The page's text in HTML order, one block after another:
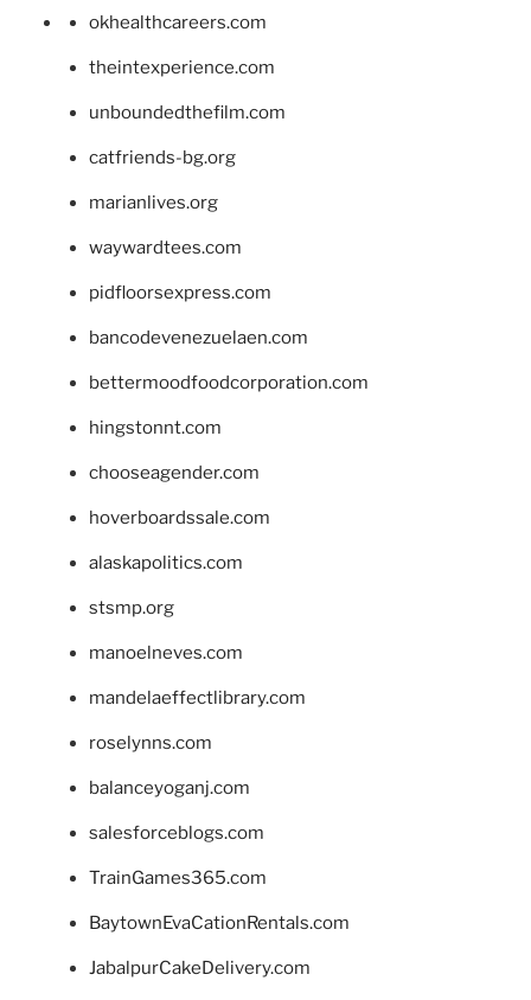
okhealthcareers.com
theintexperience.com
unboundedthefilm.com
catfriends-bg.org
marianlives.org
waywardtees.com
pidfloorsexpress.com
bancodevenezuelaen.com
bettermoodfoodcorporation.com
hingstonnt.com
chooseagender.com
hoverboardssale.com
alaskapolitics.com
stsmp.org
manoelneves.com
mandelaeffectlibrary.com
roselynns.com
balanceyoganj.com
salesforceblogs.com
TrainGames365.com
BaytownEvaCationRentals.com
JabalpurCakeDelivery.com